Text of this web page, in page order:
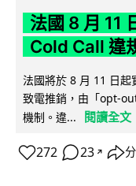
法國 8 月 11
Cold Call 違
法國將於 8 月 11 日起
致電推銷，由「opt-
機制。違...
閱讀全文
272 23 ↗